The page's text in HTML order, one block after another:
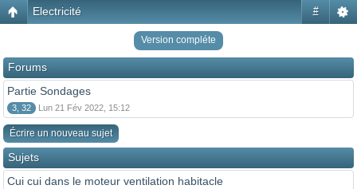
#
Electricité
Version compléte
Forums
Partie Sondages
3, 32 Lun 21 Fév 2022, 15:12
Écrire un nouveau sujet
Sujets
Cui cui dans le moteur ventilation habitacle